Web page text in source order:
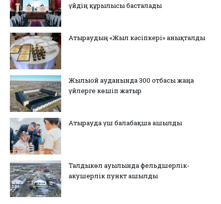
үйдің құрылысы басталады
Атыраудың «Жыл кәсіпкері» анықталды
Жылыой ауданында 300 отбасы жаңа
үйлерге көшіп жатыр
Атырауда үш балабақша ашылды
Талдыкөл ауылында фельдшерлік-
акушерлік пункт ашылды